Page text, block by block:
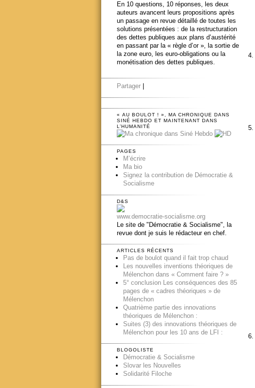
En 10 questions, 10 réponses, les deux
auteurs avancent leurs propositions après
un passage en revue détaillé de toutes les
solutions présentées : de la restructuration
des dettes publiques aux plans d’austérité
en passant par la « règle d’or », la sortie de
la zone euro, les euro-obligations ou la
monétisation des dettes publiques.
Partager
« AU BOULOT ! », MA CHRONIQUE DANS
SINÉ HEBDO ET MAINTENANT DANS
L’HUMANITÉ
PAGES
M’écrire
Ma bio
Signez la contribution de Démocratie &
Socialisme
D&S
www.democratie-socialisme.org
Le site de "Démocratie & Socialisme", la
revue dont je suis le rédacteur en chef.
ARTICLES RÉCENTS
Pas de boulot quand il fait trop chaud
Les nouvelles inventions théoriques de
Mélenchon dans « Comment faire ? »
5° conclusion Les conséquences des 85
pages de « cadres théoriques » de
Mélenchon
Quatrième partie des innovations
théoriques de Mélenchon :
Suites (3) des innovations théoriques de
Mélenchon pour les 10 ans de LFI :
BLOGOLISTE
Démocratie & Socialisme
Slovar les Nouvelles
Solidarité Filoche